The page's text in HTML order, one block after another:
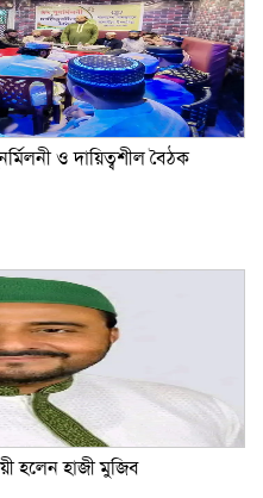
ও দায়িত্বশীল বৈঠক
হলেন হাজী মুজিব